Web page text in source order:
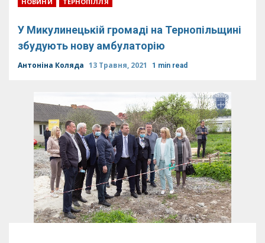
У Микулинецькій громаді на Тернопільщині
збудують нову амбулаторію
Антоніна Коляда 13 Травня, 2021 1 min read